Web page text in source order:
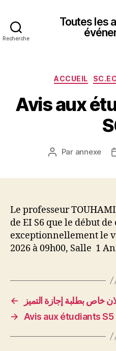
Recherche
Toutes les
ACCUEIL
Avis aux
Auteur
Par annexe
Le professeur
de EI S6 que le début
exceptionnellement le
2026 à 09h00, Salle 1
←
خاص بطلبة إجازة التميز
→
Avis aux étudiants S5